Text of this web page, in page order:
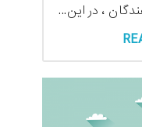
، در این...